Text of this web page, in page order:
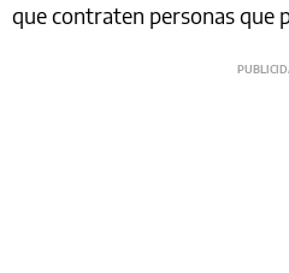
que contraten personas que